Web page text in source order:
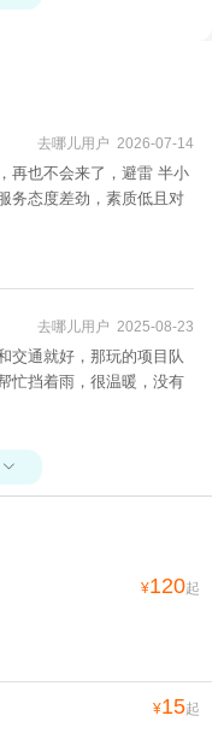
去哪儿用户 2026-07-14
再也不会来了，避雷 半小
务态度差劲，素质低且对
去哪儿用户 2025-08-23
交通就好，那玩的项目队
忙挡着雨，很温暖，没有

¥120起
¥15起